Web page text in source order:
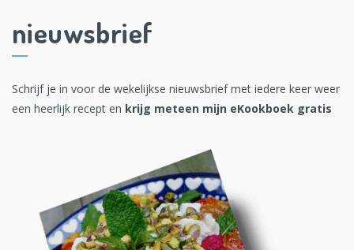
nieuwsbrief
Schrijf je in voor de wekelijkse nieuwsbrief met iedere keer weer
een heerlijk recept en krijg meteen mijn eKookboek gratis